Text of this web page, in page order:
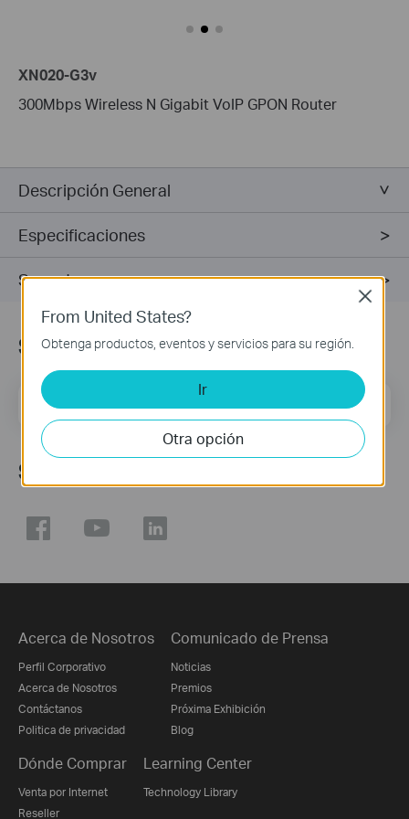
XN020-G3v
300Mbps Wireless N Gigabit VoIP GPON Router
Descripción General
Especificaciones
Soporte
Suscripción
Dirección de correo Regístrate
Síguenos
Acerca de Nosotros
Perfil Corporativo
Acerca de Nosotros
Contáctanos
Politica de privacidad
Comunicado de Prensa
Noticias
Premios
Próxima Exhibición
Blog
Dónde Comprar
Venta por Internet
Reseller
Learning Center
Technology Library
From United States?
Obtenga productos, eventos y servicios para su región.
Ir
Otra opción
Close